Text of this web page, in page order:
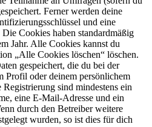
Ferner werden deine
und eine
Cookies haben standardmäßig
Jahr. Alle Cookies kannst du
„Alle Cookies löschen“ löschen.
gespeichert, die du bei der
Profil oder deinem persönlichem
sind mindestens ein
eine E-Mail-Adresse und ein
durch den Betreiber weitere
wurden, so ist dies für dich